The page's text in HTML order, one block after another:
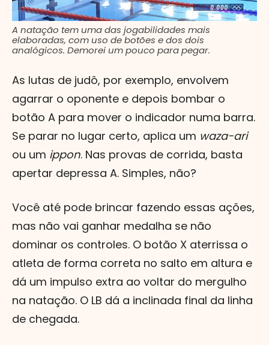
A natação tem uma das jogabilidades mais
elaboradas, com uso de botões e dos dois
analógicos. Demorei um pouco para pegar.
As lutas de judô, por exemplo, envolvem
agarrar o oponente e depois bombar o
botão A para mover o indicador numa barra.
Se parar no lugar certo, aplica um waza-ari
ou um ippon. Nas provas de corrida, basta
apertar depressa A. Simples, não?
Você até pode brincar fazendo essas ações,
mas não vai ganhar medalha se não
dominar os controles. O botão X aterrissa o
atleta de forma correta no salto em altura e
dá um impulso extra ao voltar do mergulho
na natação. O LB dá a inclinada final da linha
de chegada.